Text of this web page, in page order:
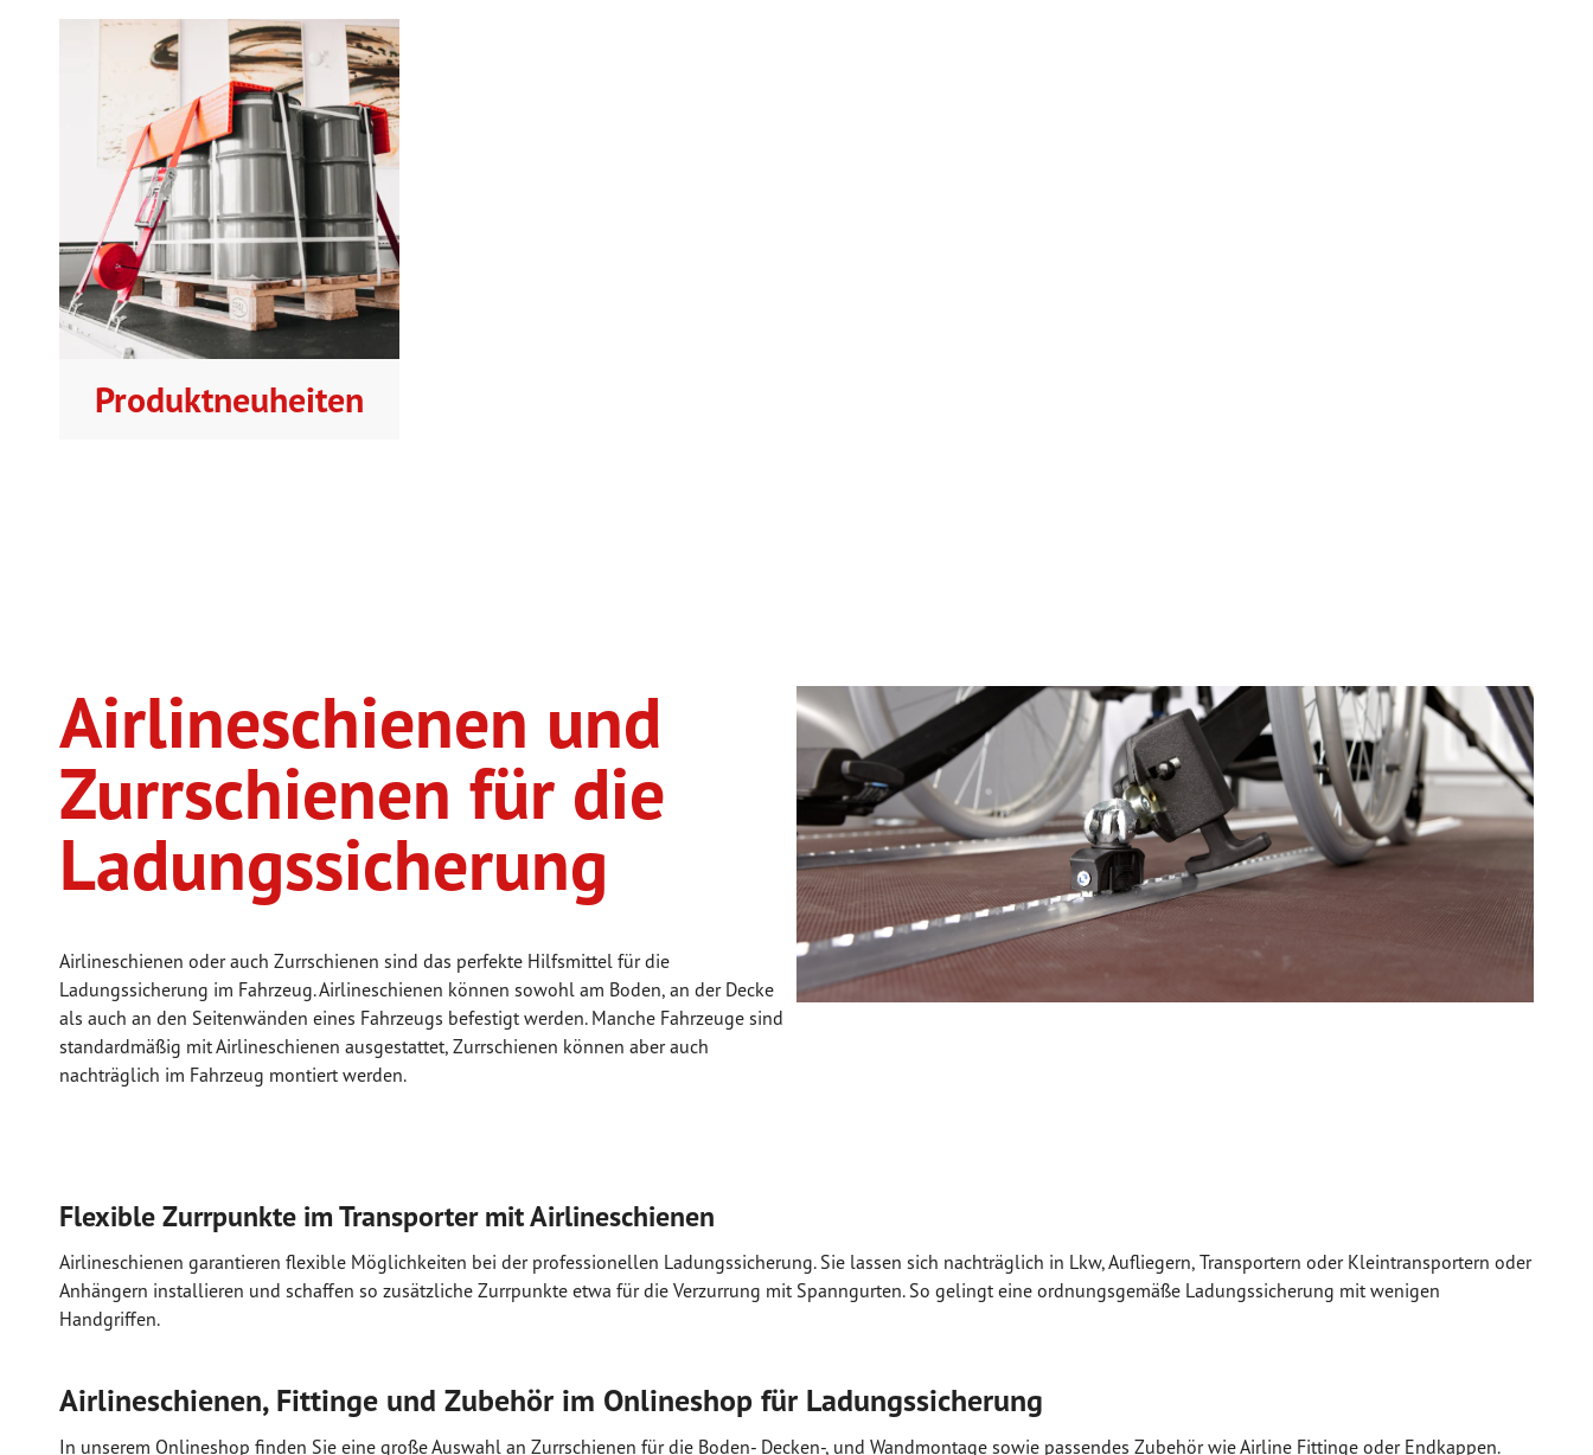
Produktneuheiten
Airlineschienen und
Zurrschienen für die
Ladungssicherung
Airlineschienen oder auch Zurrschienen sind das perfekte Hilfsmittel für die
Ladungssicherung im Fahrzeug. Airlineschienen können sowohl am Boden, an der Decke
als auch an den Seitenwänden eines Fahrzeugs befestigt werden. Manche Fahrzeuge sind
standardmäßig mit Airlineschienen ausgestattet, Zurrschienen können aber auch
nachträglich im Fahrzeug montiert werden.
Flexible Zurrpunkte im Transporter mit Airlineschienen
Airlineschienen garantieren flexible Möglichkeiten bei der professionellen Ladungssicherung. Sie lassen sich nachträglich in Lkw, Aufliegern, Transportern oder Kleintransportern oder
Anhängern installieren und schaffen so zusätzliche Zurrpunkte etwa für die Verzurrung mit Spanngurten. So gelingt eine ordnungsgemäße Ladungssicherung mit wenigen
Handgriffen.
Airlineschienen, Fittinge und Zubehör im Onlineshop für Ladungssicherung
In unserem Onlineshop finden Sie eine große Auswahl an Zurrschienen für die Boden- Decken-, und Wandmontage sowie passendes Zubehör wie Airline Fittinge oder Endkappen.